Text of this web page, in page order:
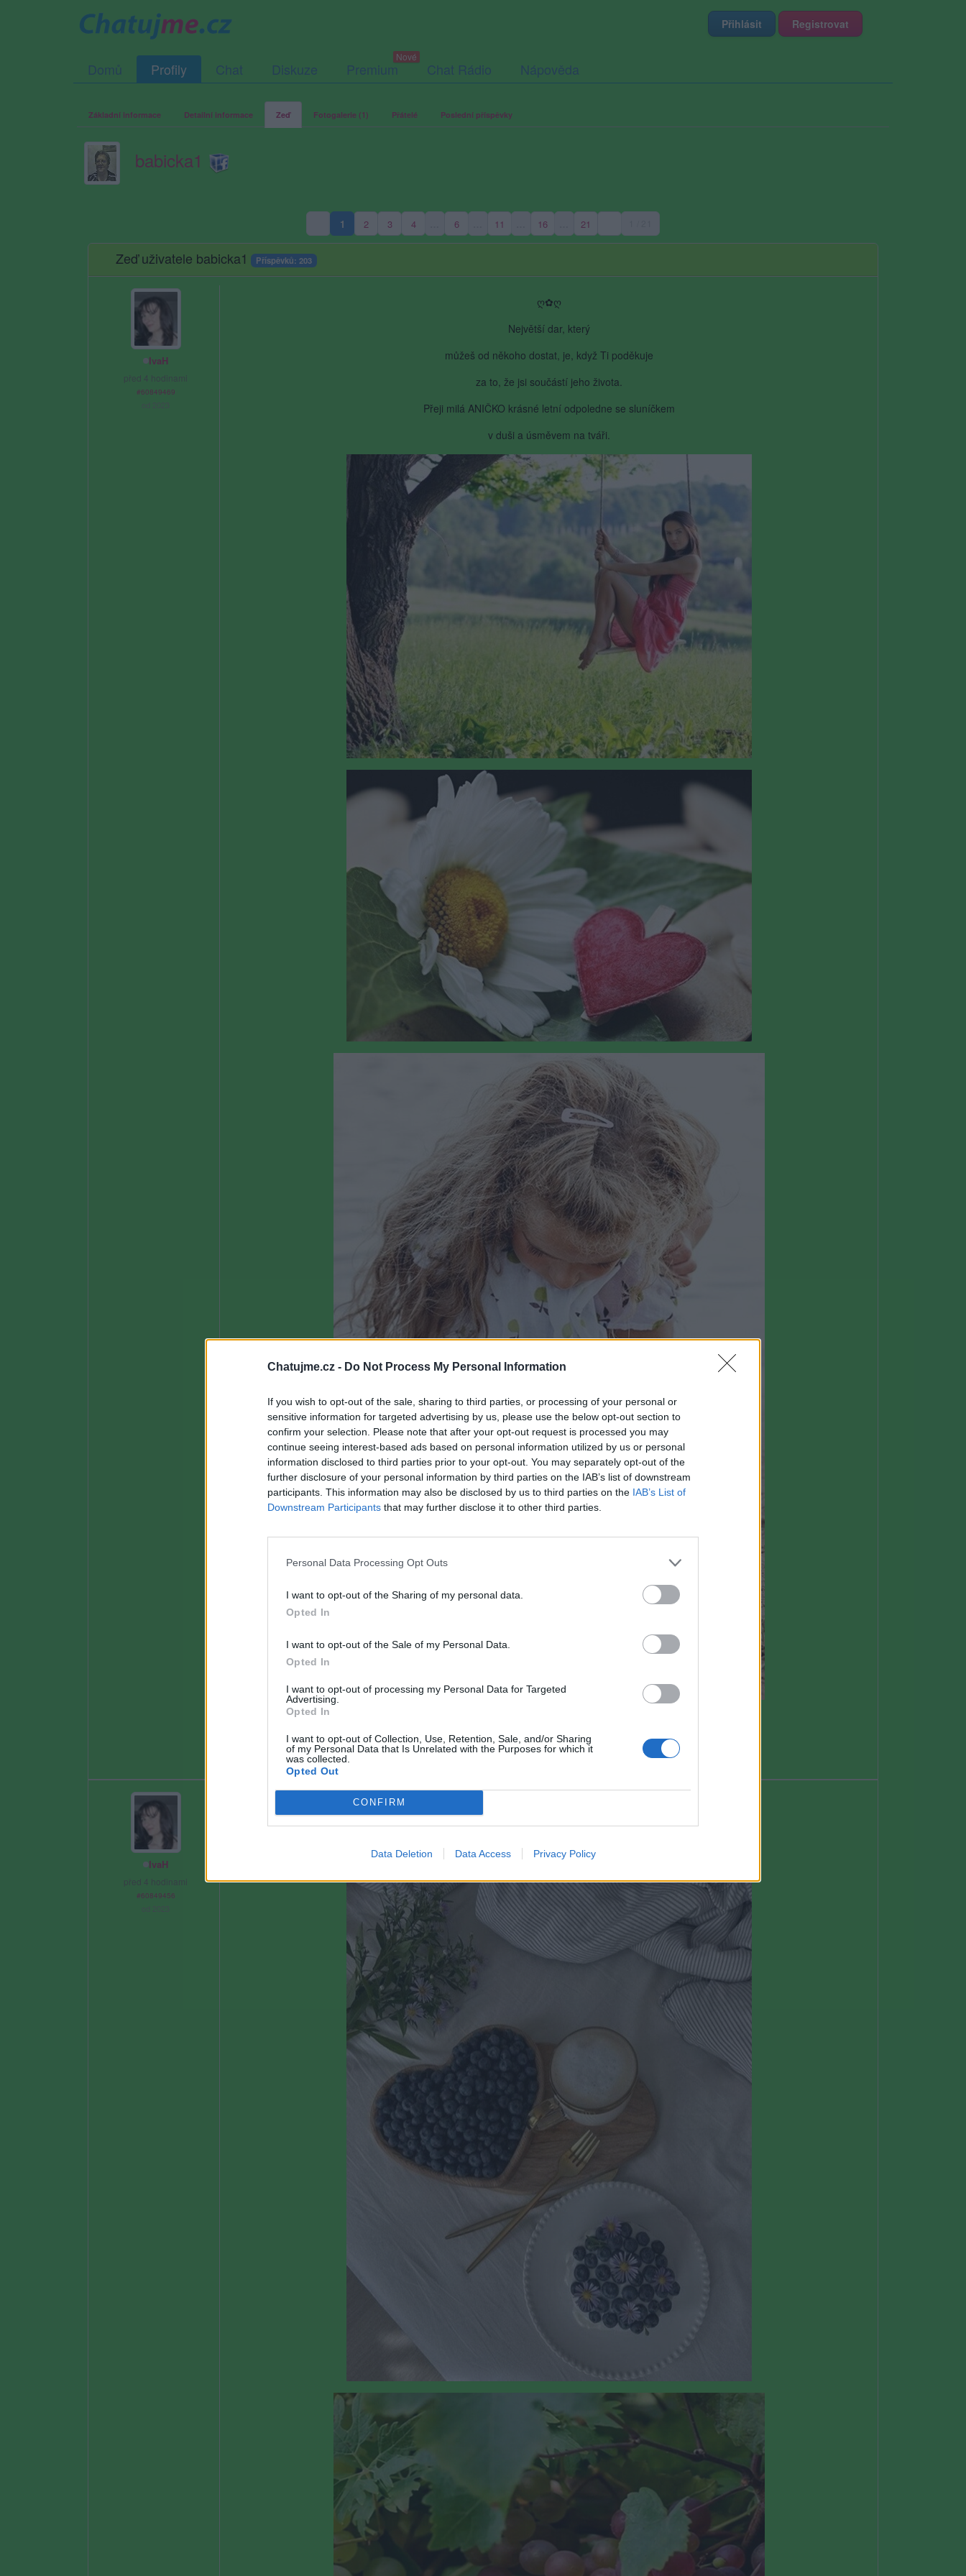
Chatujme.cz - Do Not Process My Personal Information
If you wish to opt-out of the sale, sharing to third parties, or processing of your personal or
sensitive information for targeted advertising by us, please use the below opt-out section to
confirm your selection. Please note that after your opt-out request is processed you may
continue seeing interest-based ads based on personal information utilized by us or personal
information disclosed to third parties prior to your opt-out. You may separately opt-out of the
further disclosure of your personal information by third parties on the IAB’s list of downstream
participants. This information may also be disclosed by us to third parties on the IAB’s List of
Downstream Participants that may further disclose it to other third parties.
Personal Data Processing Opt Outs
I want to opt-out of the Sharing of my personal data.
Opted In
I want to opt-out of the Sale of my Personal Data.
Opted In
I want to opt-out of processing my Personal Data for Targeted
Advertising.
Opted In
I want to opt-out of Collection, Use, Retention, Sale, and/or Sharing
of my Personal Data that Is Unrelated with the Purposes for which it
was collected.
Opted Out
CONFIRM
Data Deletion Data Access Privacy Policy
Přihlásit Registrovat
Domů Profily Chat Diskuze Premium Chat Rádio Nápověda
Základní informace Detailní informace Zeď Fotogalerie (1) Přátelé Poslední příspěvky
babicka1
1(aktuální strana)
2 3 4 6 11 16 21
Zeď uživatele babicka1 Příspěvků: 203
IvaH
před 4 hodinami
#60849469
ღ✿ღ
Největší dar, který
můžeš od někoho dostat, je, když Ti poděkuje
za to, že jsi součástí jeho života.
Přeji milá ANIČKO krásné letní odpoledne se sluníčkem
v duši a úsměvem na tváři.
IvaH
před 4 hodinami
#60849456
čerstvým ovocem ... ❤